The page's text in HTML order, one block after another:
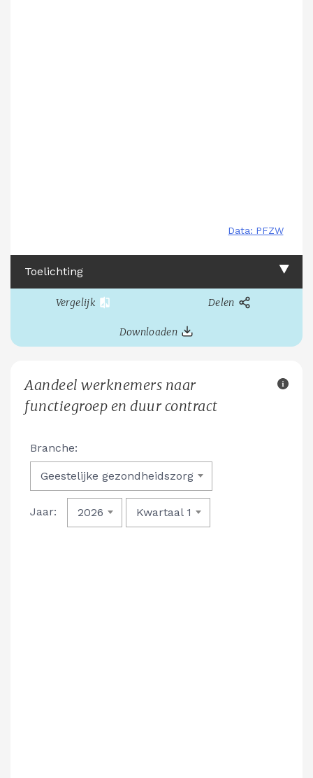
Toelichting
Vergelijk Delen
Downloaden
Aandeel werknemers naar
functiegroep en duur contract